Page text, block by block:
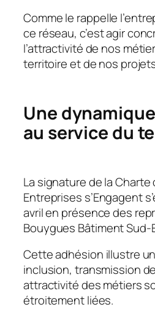
Comme le rappelle
ce réseau, c’est agir
l’attractivité de nos
territoire et de nos
Une
au service du
La signature de la Charte
Entreprises s’Engagent
avril en présence des
Bouygues Bâtiment Sud-
Cette adhésion illustre
inclusion, transmission
attractivité des métiers
étroitement liées.